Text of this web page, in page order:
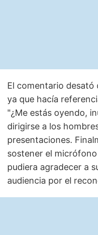
El comentario desató
ya que hacía
"¿Me estás oyendo,
dirigirse a los
presentaciones.
sostener el
pudiera agradecer a
audiencia por el